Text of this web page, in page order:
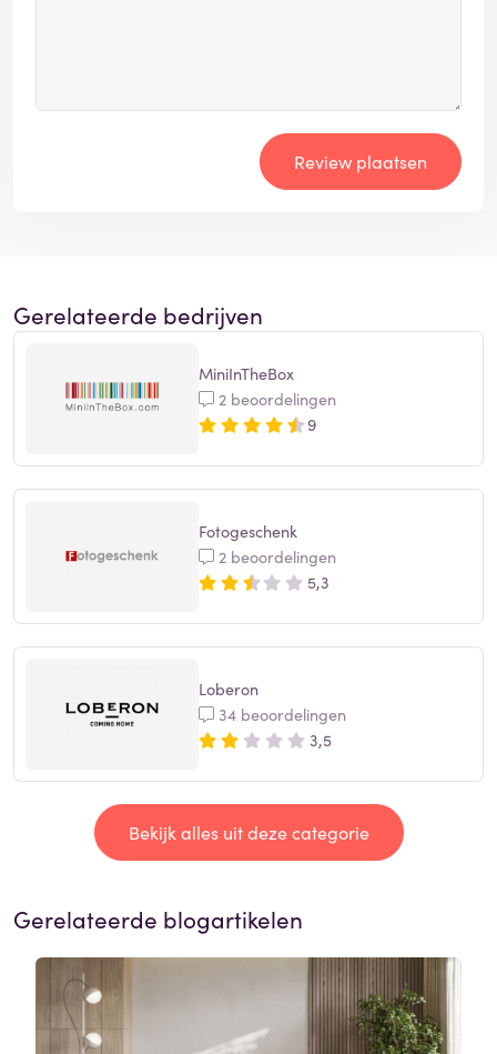
Review plaatsen
Gerelateerde bedrijven
MiniInTheBox
2 beoordelingen
9
Fotogeschenk
2 beoordelingen
5,3
Loberon
34 beoordelingen
3,5
Bekijk alles uit deze categorie
Gerelateerde blogartikelen